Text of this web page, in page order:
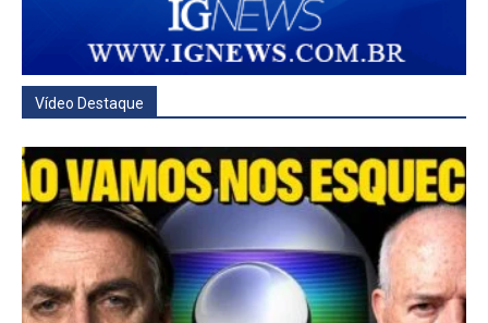
Vídeo Destaque